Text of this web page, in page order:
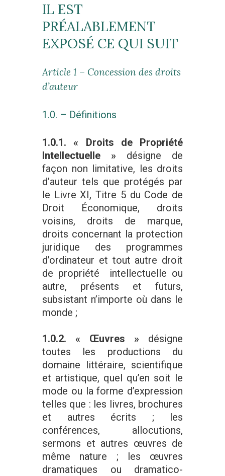
IL EST
PRÉALABLEMENT
EXPOSÉ CE QUI SUIT
Article 1 – Concession des droits
d’auteur
1.0. – Définitions
1.0.1. « Droits de Propriété
Intellectuelle » désigne de
façon non limitative, les droits
d’auteur tels que protégés par
le Livre XI, Titre 5 du Code de
Droit Économique, droits
voisins, droits de marque,
droits concernant la protection
juridique des programmes
d’ordinateur et tout autre droit
de propriété intellectuelle ou
autre, présents et futurs,
subsistant n’importe où dans le
monde ;
1.0.2. « Œuvres » désigne
toutes les productions du
domaine littéraire, scientifique
et artistique, quel qu’en soit le
mode ou la forme d’expression
telles que : les livres, brochures
et autres écrits ; les
conférences, allocutions,
sermons et autres œuvres de
même nature ; les œuvres
dramatiques ou dramatico-